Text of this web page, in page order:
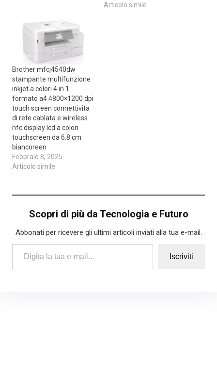
Articolo simile
Brother mfcj4540dw
stampante multifunzione
inkjet a colori 4 in 1
formato a4 4800×1200 dpi
touch screen connettivita
di rete cablata e wireless
nfc display lcd a colori
touchscreen da 6.8 cm
biancoreen
Febbraio 8, 2025
Articolo simile
Scopri di più da Tecnologia e Futuro
Abbonati per ricevere gli ultimi articoli inviati alla tua e-mail.
Digita la tua e-mail...
Iscriviti